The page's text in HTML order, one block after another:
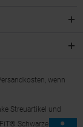
wenn
Streuartikel und
Schwarzer Tee